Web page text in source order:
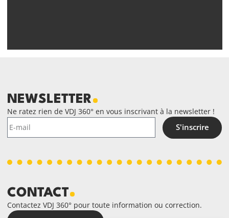
NEWSLETTER
Ne ratez rien de VDJ 360° en vous inscrivant à la newsletter !
S'inscrire
CONTACT
Contactez VDJ 360° pour toute information ou correction.